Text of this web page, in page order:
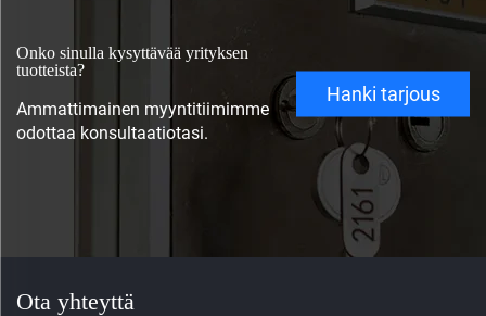
Onko sinulla kysyttävää yrityksen
tuotteista?
Ammattimainen myyntitiimimme
odottaa konsultaatiotasi.
Hanki tarjous
Ota yhteyttä